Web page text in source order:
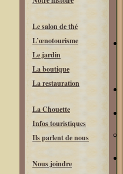
Le salon de thé
L’œnotourisme
Le jardin
La boutique
La restauration
La Chouette
Infos touristiques
Ils parlent de nous
Nous joindre